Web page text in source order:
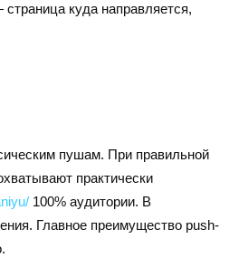
куда направляется,
пушам. При правильной
практически
100% аудитории. В
Главное преимущество push-